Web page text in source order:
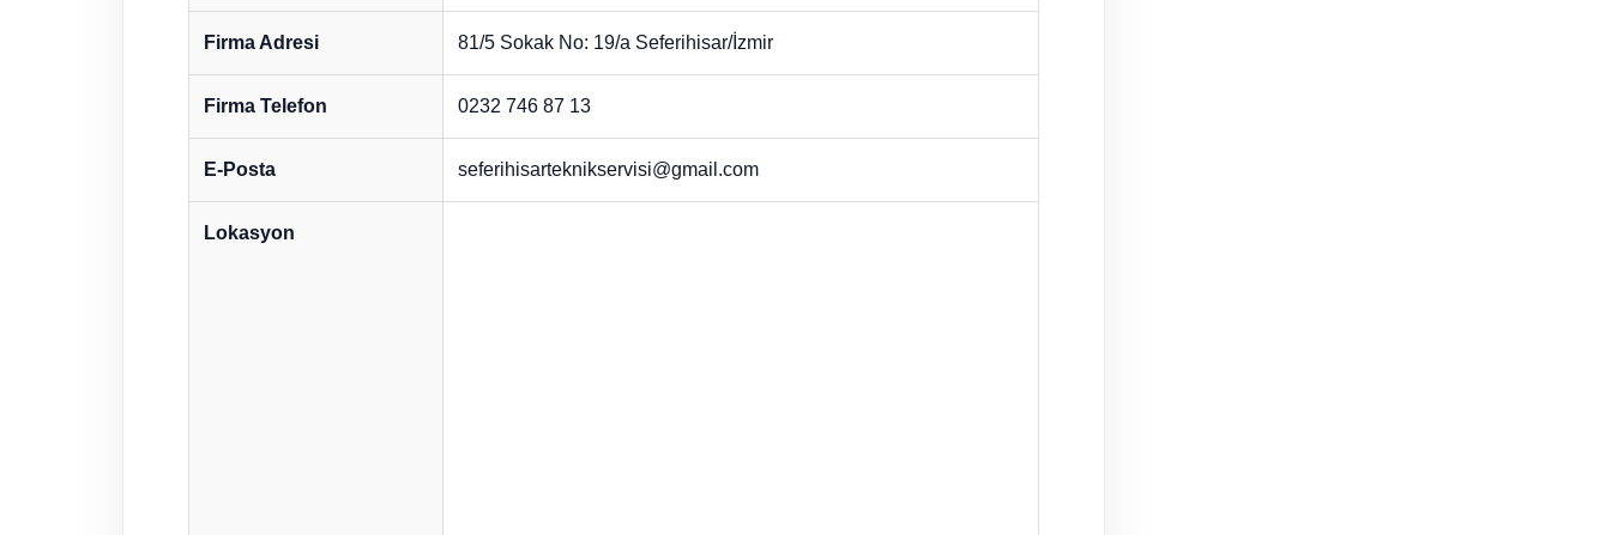
Firma Adresi 81/5 Sokak No: 19/a Seferihisar/İzmir
Firma Telefon 0232 746 87 13
E-Posta seferihisarteknikservisi@gmail.com
Lokasyon